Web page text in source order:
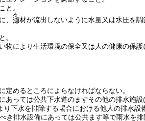
と。
、 濾
ろ
材が流出しないように水量又は水圧を調
。
物により生活環境の保全又は人の健康の保
定めるところによらなければならない。
あっては公共下水道のますその他の排水施設
下水を排除する場合における他人の排水設
き排水設備にあっては公共ます等で雨水を